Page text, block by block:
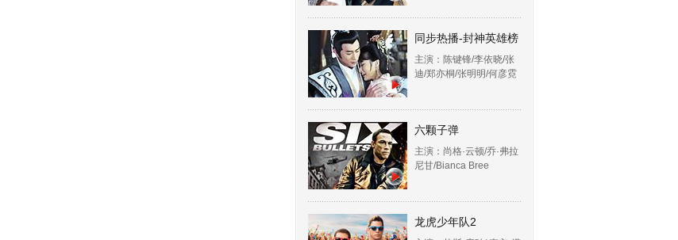
同步热播-封神英雄榜
主演：陈键锋/李依晓/张
迪/郑亦桐/张明明/何彦霓
六颗子弹
主演：尚格·云顿/乔·弗拉
尼甘/Bianca Bree
龙虎少年队2